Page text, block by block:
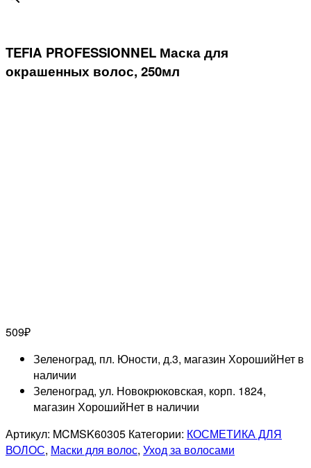
TEFIA PROFESSIONNEL Маска для
окрашенных волос, 250мл
509₽
Зеленоград, пл. Юности, д.3, магазин ХорошийНет в
наличии
Зеленоград, ул. Новокрюковская, корп. 1824,
магазин ХорошийНет в наличии
Артикул: MCMSK60305 Категории: КОСМЕТИКА ДЛЯ
ВОЛОС, Маски для волос, Уход за волосами